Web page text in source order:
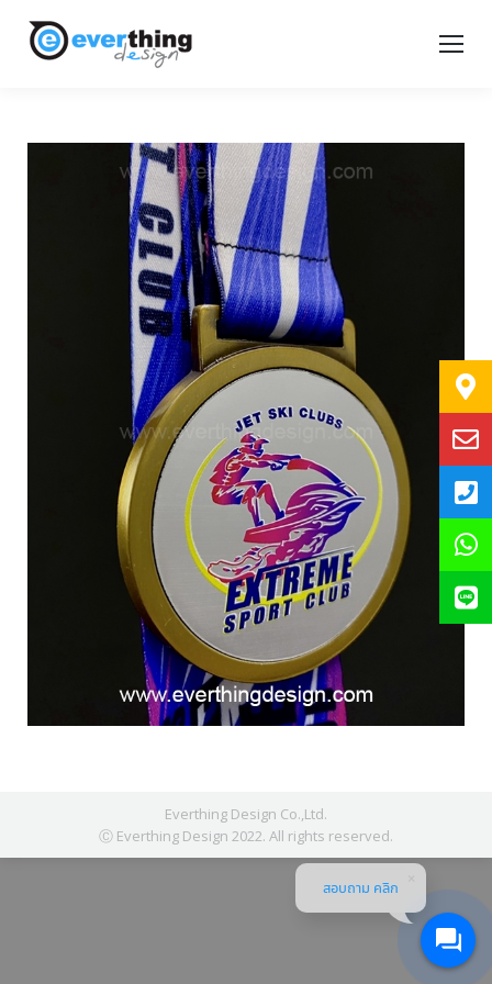
Everthing Design Co.,Ltd.
Ⓒ Everthing Design 2022. All rights reserved.
สอบถาม คลิก